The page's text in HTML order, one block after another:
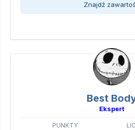
Znajdź
Best
Ekspert
PUNKTY